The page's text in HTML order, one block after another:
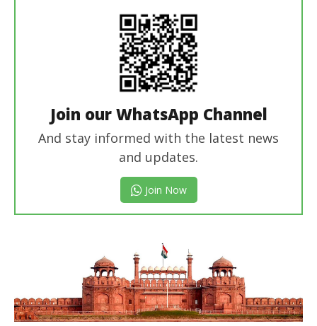
Join our WhatsApp Channel
And stay informed with the latest news
and updates.
Join Now